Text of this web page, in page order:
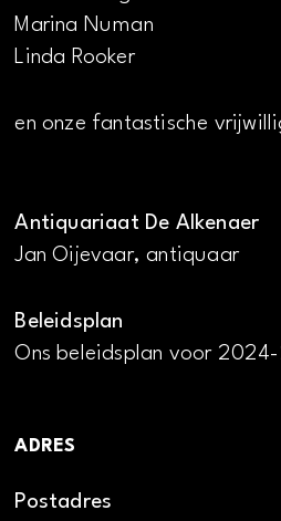
Marina Numan
Linda Rooker
en onze fantastische
Antiquariaat De Alkenaer
Jan Oijevaar, antiquaar
Beleidsplan
Ons beleidsplan voor
ADRES
Postadres